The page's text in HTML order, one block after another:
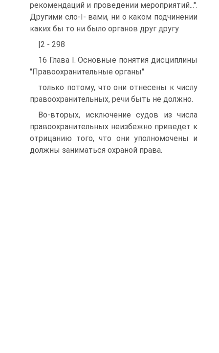
рекомендаций и проведении мероприятий...".
Другими сло-I- вами, ни о каком подчинении
каких бы то ни было органов друг другу
|2 - 298
16 Глава I. Основные понятия дисциплины
"Правоохранительные органы"
только потому, что они отнесены к числу
правоохранительных, речи быть не должно.
Во-вторых, исключение судов из числа
правоохранительных неизбежно приведет к
отрицанию того, что они уполномочены и
должны заниматься охраной права.